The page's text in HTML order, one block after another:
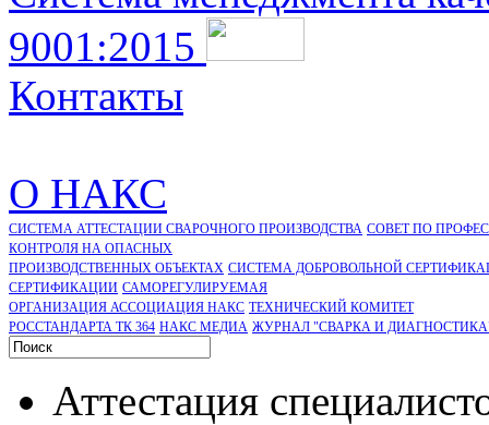
9001:2015
Контакты
О НАКС
СИСТЕМА АТТЕСТАЦИИ СВАРОЧНОГО ПРОИЗВОДСТВА СОВЕТ ПО
КОНТРОЛЯ НА ОПАСНЫХ
ПРОИЗВОДСТВЕННЫХ ОБЪЕКТАХ СИСТЕМА ДОБРОВОЛЬНОЙ
CЕРТИФИКАЦИИ САМОРЕГУЛИРУЕМАЯ
ОРГАНИЗАЦИЯ АССОЦИАЦИЯ НАКС ТЕХНИЧЕСКИЙ КОМИТЕТ
РОССТАНДАРТА ТК 364 НАКС МЕДИА ЖУРНАЛ "СВАРКА И
Аттестация